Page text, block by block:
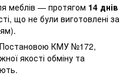
меблів — протягом 14 днів
що не були виготовлені за
КМУ №172,
якості обміну та